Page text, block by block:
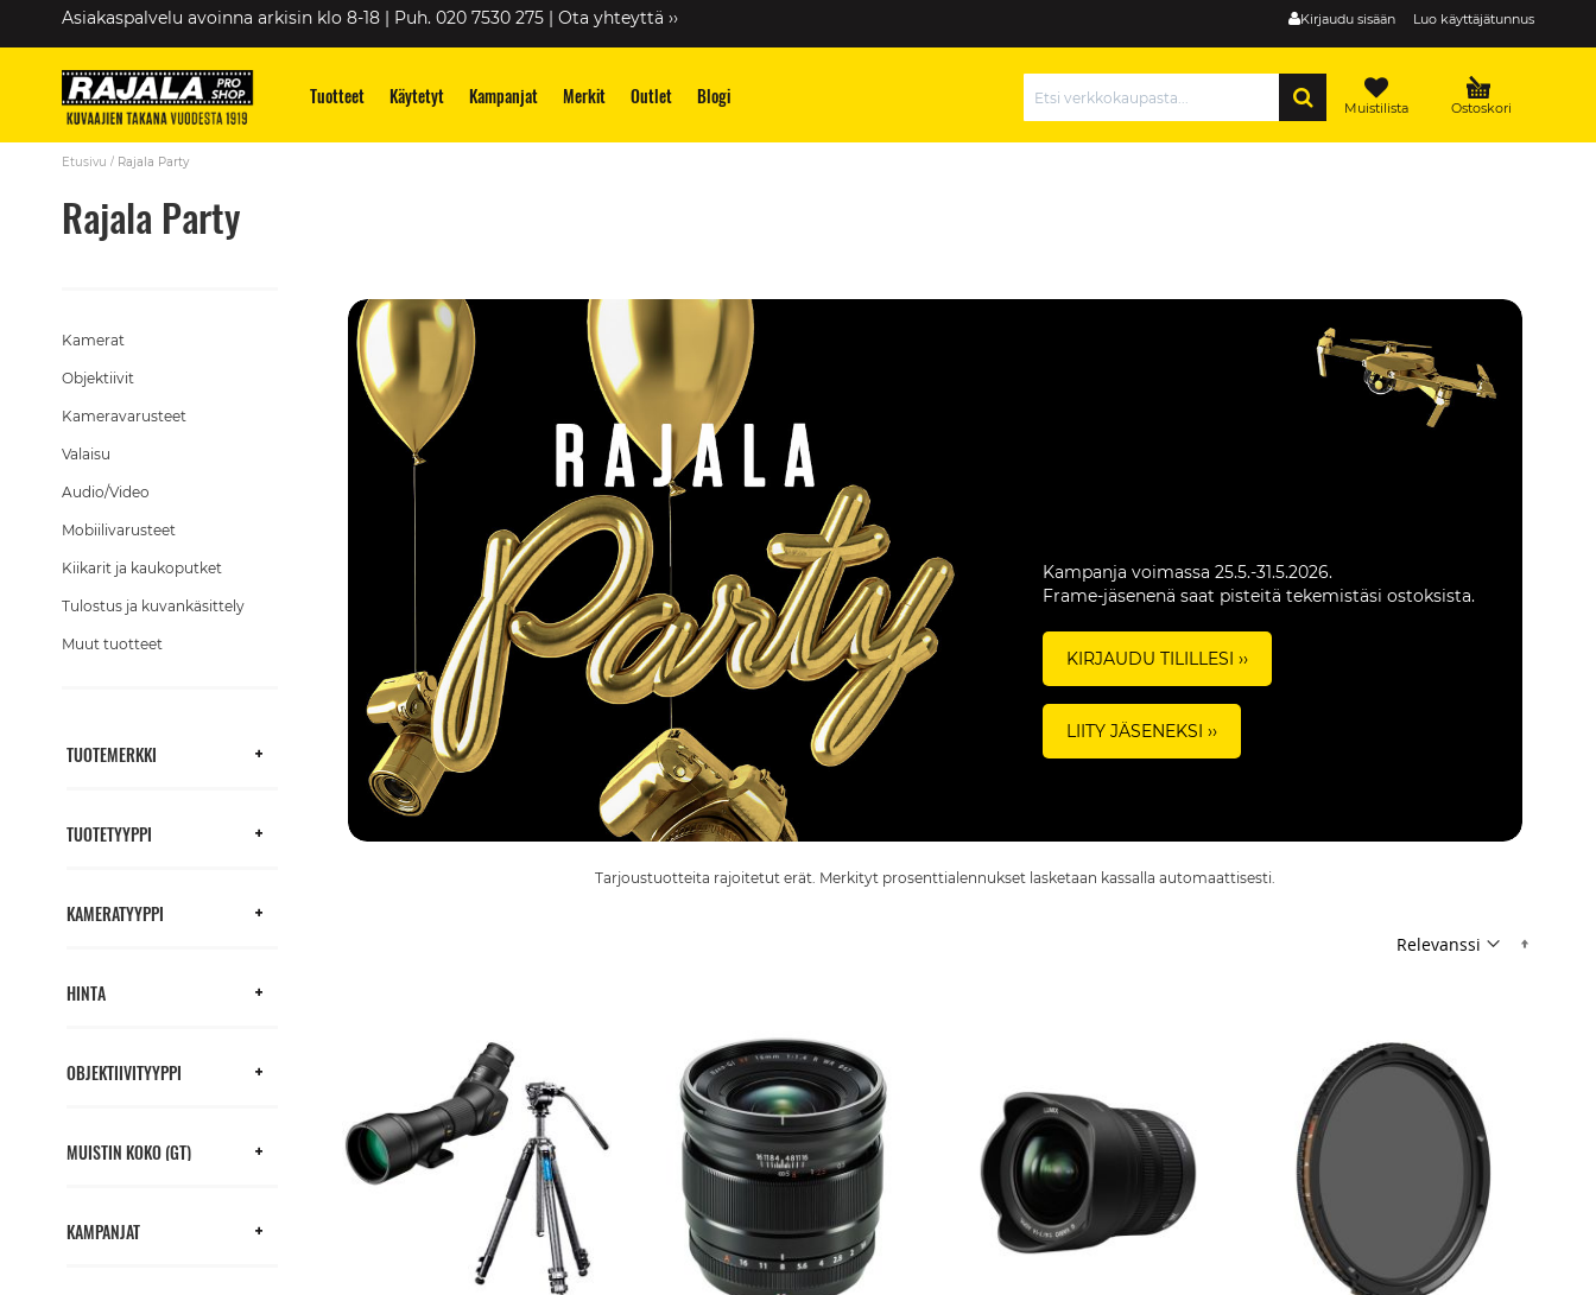
Skip
Kirjaudu sisään Luo käyttäjätunnus
Asiakaspalvelu avoinna arkisin klo 8-18 | Puh. 020 7530 275 | Ota yhteyttä ››
Tuotteet Käytetyt Kampanjat Merkit Outlet Blogi Ostoskori
Muistilista
Hae
Etusivu Rajala Party
Rajala Party
Kampanja voimassa 25.5.-31.5.2026.
Frame-jäsenenä saat pisteitä tekemistäsi ostoksista.
KIRJAUDU TILILLESI ››
LIITY JÄSENEKSI ››
Tarjoustuotteita rajoitetut erät. Merkityt prosenttialennukset lasketaan kassalla automaattisesti.
Kamerat
Objektiivit
Kameravarusteet
Valaisu
Audio/Video
Mobiilivarusteet
Kiikarit ja kaukoputket
Tulostus ja kuvankäsittely
Muut tuotteet
TUOTEMERKKI
TUOTETYYPPI
KAMERATYYPPI
HINTA
OBJEKTIIVITYYPPI
MUISTIN KOKO (GT)
KAMPANJAT